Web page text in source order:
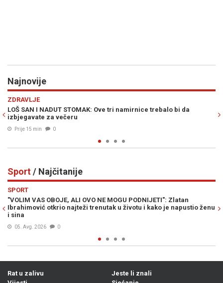
Najnovije
bi da
JAVNA TAJNA U SRBIJI POTVRĐENA, ZELENSKI IMA
RAZLOG ZA DOLAZAK: "Već se obilaze lokacije..."
Sport/ Najčitanije
Zlatan
napustio ženu
LIVNJAK PRELOMIO: Otkriveno gdje Zlato Dalić
trenersku karijeru...
Rat u zalivu
Jeste li znali